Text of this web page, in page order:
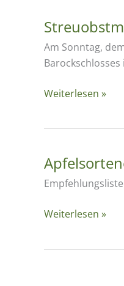
Bildergalerie
Am Sonntag,
Streuobstmesse
trotz
Ernteausfalls
Weiterlesen »
Weiterlesen »